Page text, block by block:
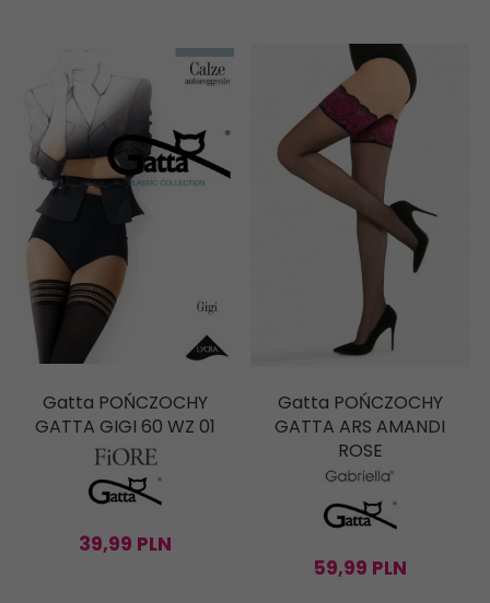
Gatta POŃCZOCHY
GATTA GIGI 60 WZ 01
39,99 PLN
Gatta POŃCZOCHY
GATTA ARS AMANDI
ROSE
59,99 PLN